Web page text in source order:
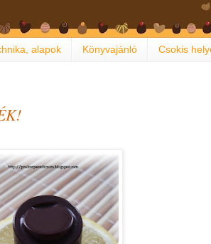
alapok Könyvajánló Csokis